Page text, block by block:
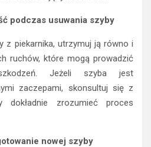
podczas usuwania szyby
z piekarnika, utrzymuj ją równo i
ruchów, które mogą prowadzić
Jeżeli szyba jest
zaczepami, skonsultuj się z
dokładnie zrozumieć proces
nowej szyby